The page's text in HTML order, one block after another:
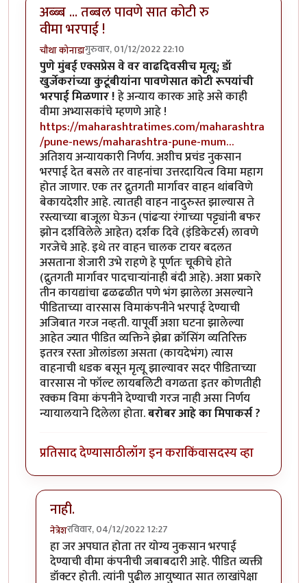
अब्ब्ब ... तब्बल पावणे सात कोटी रु
वीमा भरपाई !
चौथा कोनाडागुरुवार, 01/12/2022 22:10
पुणे मुंबई एक्सप्रेस वे वर वाढदिवसीच मृत्यू; डॉ
खुर्जेकरांच्या कुटूंबीयांना पावणेसात कोटी रूपयांची
भरपाई मिळणार !हे अन्याय कारक आहे असे काही
वीमा अभ्यासकांचे म्हणणे आहे !
https://maharashtratimes.com/maharashtra
/pune-news/maharashtra-pune-mum…
अतिशय अन्यायकारी निर्णय. अशीच प्रचंड नुकसान
भरपाई देत बसले तर वाहनांचा उत्तरदायित्व विमा महाग
होत जाणार. एक तर द्रुतगती मार्गावर वाहन थांबविणे
बेकायदेशीर आहे. त्यातही वाहन नादुरुस्त झाल्यास ते
रस्त्याच्या बाजूला घेऊन (पांढर्‍या रंगाच्या पट्ट्यांनी बफर
झोन दर्शविलेले आहेत) दर्शक दिवे (इंडिकेटर्स) लावणे
गरजेचे आहे. इथे तर वाहन चालक टायर बदलत
असताना शेजारी उभे राहणे हे पूर्णतः चूकीचे होते
(द्रुतगती मार्गावर पादचार्‍यांनाही बंदी आहे). अशा प्रकारे
तीन कायद्यांचा ढळढळीत पणे भंग झालेला असल्याने
पीडिताच्या वारसास विमाकंपनीने भरपाई देण्याची
अजिबात गरज नव्हती. यापूर्वी अशा घटना झालेल्या
आहेत ज्यात पीडित व्यक्तिने झेब्रा क्रॉसिंग व्यतिरिक्त
इतरत्र रस्ता ओलांडला असता (कायदेभंग) त्यास
वाहनाची धडक बसून मृत्यू झाल्यावर सदर पीडिताच्या
वारसास नो फॉल्ट लायबलिटी वगळता इतर कोणतीही
रक्कम विमा कंपनीने देण्याची गरज नाही असा निर्णय
न्यायालयाने दिलेला होता.बरोबर आहे का मिपाकर्स ?
प्रतिसाद देण्यासाठीलॉग इन कराकिंवासदस्य व्हा
नाही.
नेत्रेशरविवार, 04/12/2022 12:27
In reply toअब्ब्ब ... तब्बल पावणे सात कोटी रु वीमा भरपाई !
हा जर अपघात होता तर योग्य नुकसान भरपाई
देण्याची वीमा कंपनीची जबाबदारी आहे. पीडित व्यक्ती
डॉक्टर होती. त्यांनी पुढील आयुष्यात सात लाखांपेक्षा